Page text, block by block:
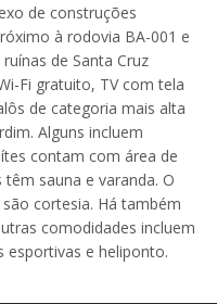
de construções
à rodovia BA-001 e
de Santa Cruz
Fi gratuito, TV com tela
de categoria mais alta
Alguns incluem
contam com área de
sauna e varanda. O
cortesia. Há também
comodidades incluem
esportivas e heliponto.